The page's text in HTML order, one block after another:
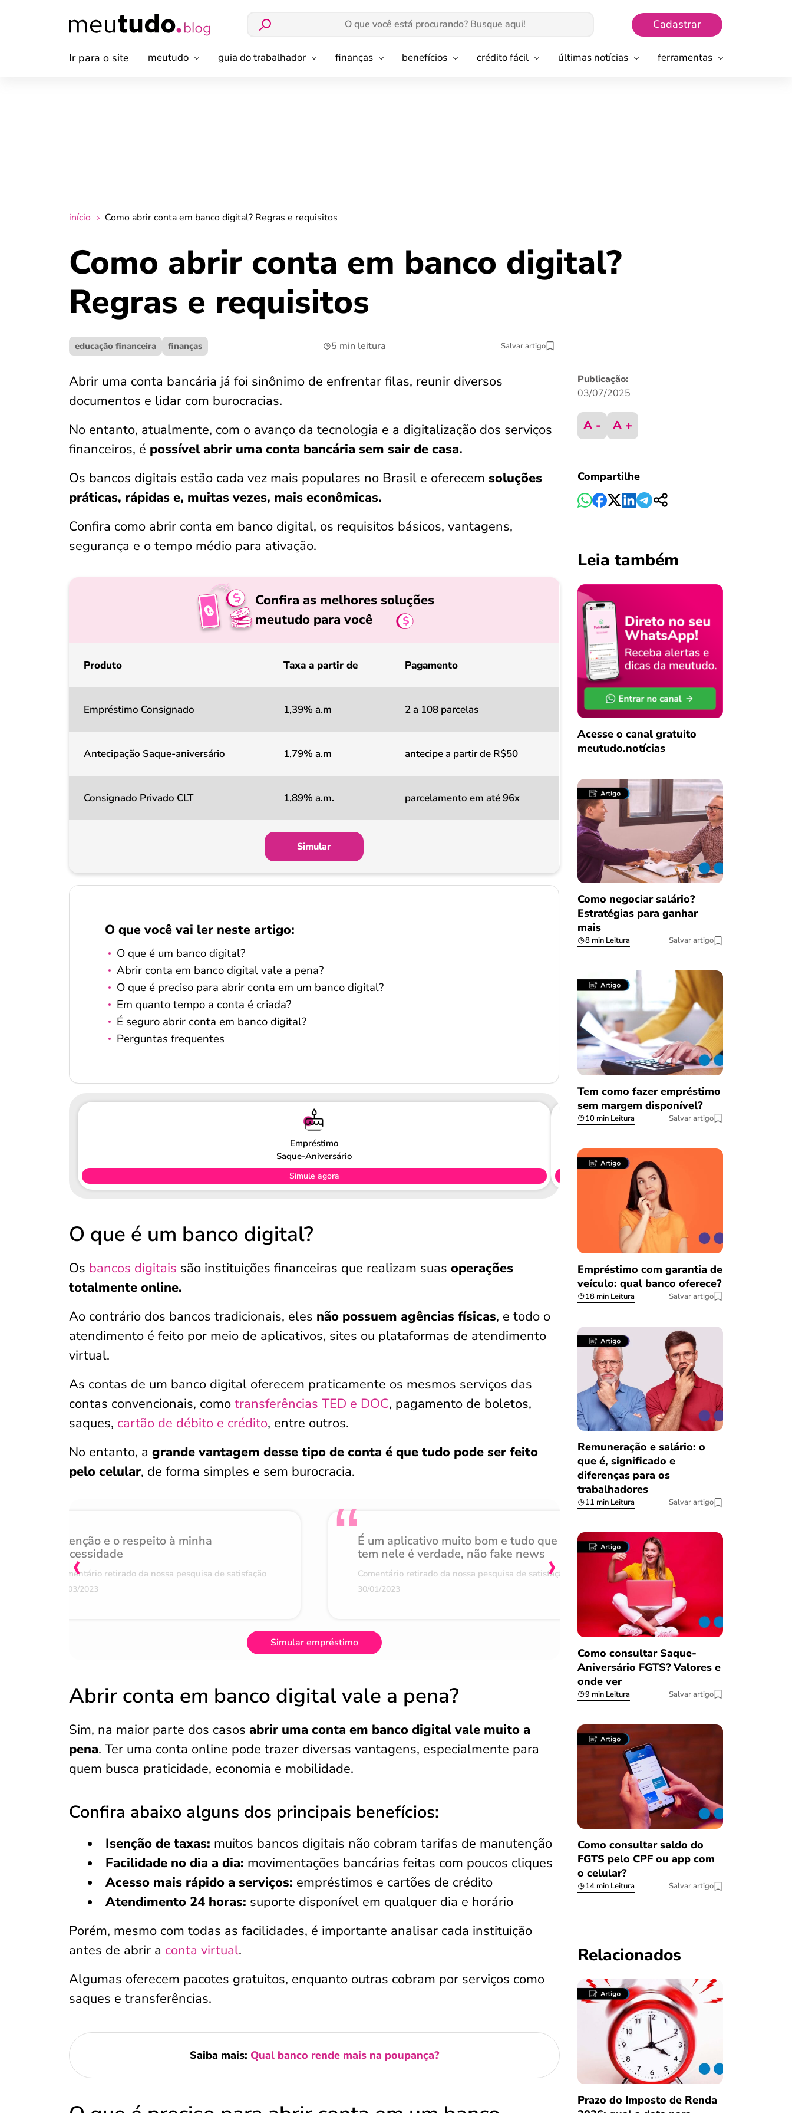
Cadastrar
Ir para o site meutudo guia do trabalhador finanças benefícios crédito fácil últimas notícias ferramentas
início Como abrir conta em banco digital? Regras e requisitos
Como abrir conta em banco digital?
Regras e requisitos
educação financeira finanças 5 min leitura Salvar artigo
Abrir uma conta bancária já foi sinônimo de enfrentar filas, reunir diversos
documentos e lidar com burocracias.
No entanto, atualmente, com o avanço da tecnologia e a digitalização dos serviços
financeiros, é possível abrir uma conta bancária sem sair de casa.
Os bancos digitais estão cada vez mais populares no Brasil e oferecem soluções
práticas, rápidas e, muitas vezes, mais econômicas.
Confira como abrir conta em banco digital, os requisitos básicos, vantagens,
segurança e o tempo médio para ativação.
Confira as melhores soluções
meutudo para você
Produto Taxa a partir de Pagamento
Empréstimo Consignado 1,39% a.m 2 a 108 parcelas
Antecipação Saque-aniversário 1,79% a.m antecipe a partir de R$50
Consignado Privado CLT 1,89% a.m. parcelamento em até 96x
Simular
O que você vai ler neste artigo:
O que é um banco digital?
Abrir conta em banco digital vale a pena?
O que é preciso para abrir conta em um banco digital?
Em quanto tempo a conta é criada?
É seguro abrir conta em banco digital?
Perguntas frequentes
Empréstimo
Saque-Aniversário
Simule agora
O que é um banco digital?
Os bancos digitais são instituições financeiras que realizam suas operações
totalmente online.
Ao contrário dos bancos tradicionais, eles não possuem agências físicas, e todo o
atendimento é feito por meio de aplicativos, sites ou plataformas de atendimento
virtual.
As contas de um banco digital oferecem praticamente os mesmos serviços das
contas convencionais, como transferências TED e DOC, pagamento de boletos,
saques, cartão de débito e crédito, entre outros.
No entanto, a grande vantagem desse tipo de conta é que tudo pode ser feito
pelo celular, de forma simples e sem burocracia.
Atenção e o respeito à minha
necessidade
Comentário retirado da nossa pesquisa de satisfação
07/03/2023
É um aplicativo muito bom e tudo que
tem nele é verdade, não fake news
Comentário retirado da nossa pesquisa de satisfação
30/01/2023
Achei muito rápido,
burocracia
Comentário retirado da nossa
08/03/2023
‹ ›
Simular empréstimo
Abrir conta em banco digital vale a pena?
Sim, na maior parte dos casos abrir uma conta em banco digital vale muito a
pena. Ter uma conta online pode trazer diversas vantagens, especialmente para
quem busca praticidade, economia e mobilidade.
Confira abaixo alguns dos principais benefícios:
Isenção de taxas: muitos bancos digitais não cobram tarifas de manutenção
Facilidade no dia a dia: movimentações bancárias feitas com poucos cliques
Acesso mais rápido a serviços: empréstimos e cartões de crédito
Atendimento 24 horas: suporte disponível em qualquer dia e horário
Porém, mesmo com todas as facilidades, é importante analisar cada instituição
antes de abrir a conta virtual.
Algumas oferecem pacotes gratuitos, enquanto outras cobram por serviços como
saques e transferências.
Saiba mais: Qual banco rende mais na poupança?
Publicação:
03/07/2025
A - A +
Compartilhe
Leia também
Acesse o canal gratuito
meutudo.notícias
Como negociar salário?
Estratégias para ganhar
mais
8 min Leitura Salvar artigo
Tem como fazer empréstimo
sem margem disponível?
10 min Leitura Salvar artigo
Empréstimo com garantia de
veículo: qual banco oferece?
18 min Leitura Salvar artigo
Remuneração e salário: o
que é, significado e
diferenças para os
trabalhadores
11 min Leitura Salvar artigo
Como consultar Saque-
Aniversário FGTS? Valores e
onde ver
9 min Leitura Salvar artigo
Como consultar saldo do
FGTS pelo CPF ou app com
o celular?
14 min Leitura Salvar artigo
Relacionados
Prazo do Imposto de Renda